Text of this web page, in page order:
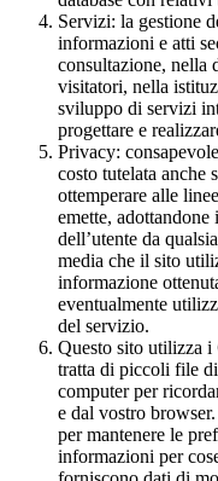
Servizi: la gestione
informazioni e atti
consultazione, nella
visitatori, nella
sviluppo di servizi
progettare e
Privacy:
costo tutelata anche
ottemperare alle
emette, adottandone
dell’utente da
media che il sito
informazione
eventualmente
del servizio.
Questo sito utilizza i
tratta di piccoli file
computer per
e dal vostro
per mantenere le
informazioni per